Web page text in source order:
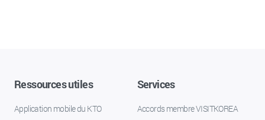
Ressources utiles
Application mobile du KTO
Services
Accords membre VISITKOREA